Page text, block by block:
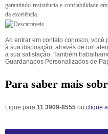
garantindo resistência e confiabilidade
da excelência.
Ao entrar em contato conosco,
à sua disposição, através de um
a sua satisfação. Também
Guardanapos Personalizados de
Para saber mais
Ligue para 11 3909-8555 ou clique